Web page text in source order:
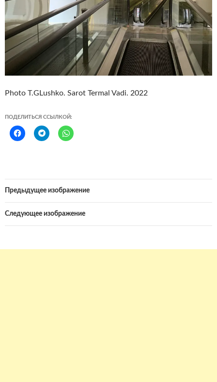
Photo T.GLushko. Sarot Termal Vadi. 2022
ПОДЕЛИТЬСЯ ССЫЛКОЙ:
Предыдущее изображение
Следующее изображение